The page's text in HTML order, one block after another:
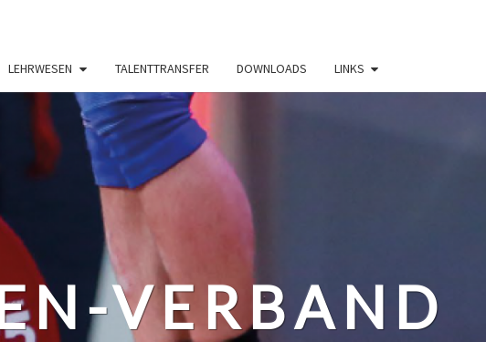
LEHRWESEN TALENTTRANSFER DOWNLOADS LINKS
VERBAND